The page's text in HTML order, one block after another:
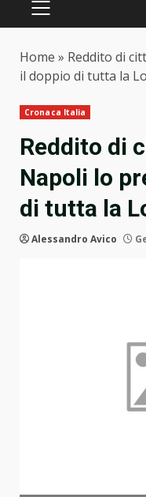
PRIMARY
Home » Reddito di
il doppio di tutta la
Cronaca Italia
Reddito di
Napoli lo
di tutta la
Alessandro Avico